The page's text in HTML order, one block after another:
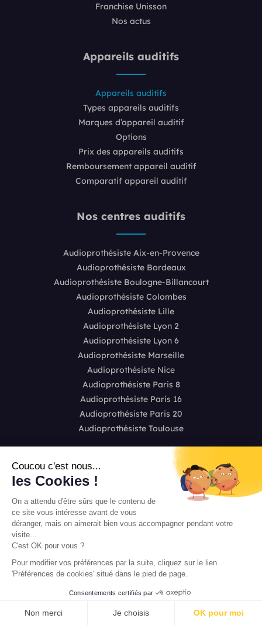
Coucou c'est nous...
les Cookies !
On a attendu d'être sûrs que le contenu de
ce site vous intéresse avant de vous
déranger, mais on aimerait bien vous accompagner pendant votre
visite...
C'est OK pour vous ?
Pour modifier vos préférences par la suite, cliquez sur le lien
'Préférences de cookies' situé dans le pied de page.
Consentements certifiés par
Non merci Je choisis OK pour moi
Franchise Unisson
Nos actus
Appareils auditifs
Appareils auditifs
Types appareils auditifs
Marques d’appareil auditif
Options
Prix des appareils auditifs
Remboursement appareil auditif
Comparatif appareil auditif
Nos centres auditifs
Audioprothésiste Aix-en-Provence
Audioprothésiste Bordeaux
Audioprothésiste Boulogne-Billancourt
Audioprothésiste Colombes
Audioprothésiste Lille
Audioprothésiste Lyon 2
Audioprothésiste Lyon 6
Audioprothésiste Marseille
Audioprothésiste Nice
Audioprothésiste Paris 8
Audioprothésiste Paris 16
Audioprothésiste Paris 20
Audioprothésiste Toulouse
Vos questions fréquentes
L'appareillage auditif
Les appareils auditifs
Les questions techniques
Les aides financières
L'audition